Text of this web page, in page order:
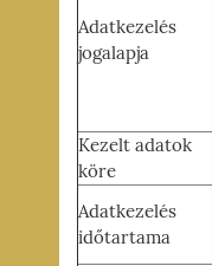
Adatkezelés
jogalapja
Kezelt adatok
köre
Adatkezelés
időtartama